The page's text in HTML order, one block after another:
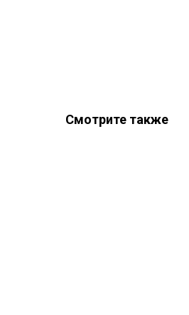
Смотрите также